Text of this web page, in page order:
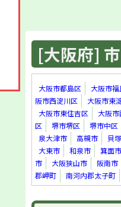
[大阪府]
大阪市都島区 大阪市
阪市西淀川区
大阪市東
大阪市東住吉区
大阪
区
堺市堺区 堺市中区
泉大津市
高槻市 貝
大東市
和泉市 箕面市
市
大阪狭山市 阪南市
郡岬町
南河内郡太子町